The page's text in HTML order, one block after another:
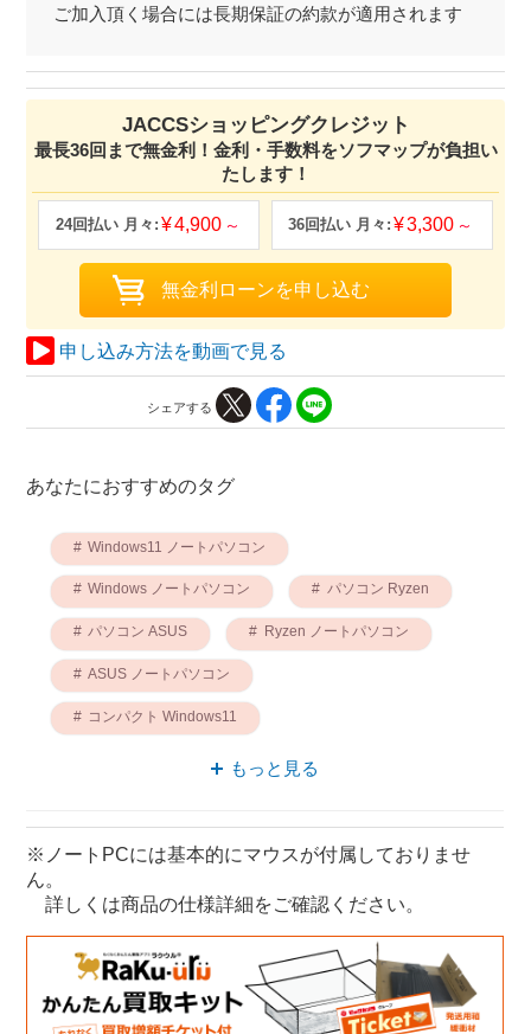
ご加入頂く場合には長期保証の約款が適用されます
JACCSショッピングクレジット
最長36回まで無金利！金利・手数料をソフマップが負担い
たします！
4,900 3,300
申し込み方法を動画で見る
シェアする
あなたにおすすめのタグ
Windows11 ノートパソコン
Windows ノートパソコン パソコン Ryzen
パソコン ASUS Ryzen ノートパソコン
ASUS ノートパソコン
コンパクト Windows11
もっと見る
※ノートPCには基本的にマウスが付属しておりませ
ん。
詳しくは商品の仕様詳細をご確認ください。